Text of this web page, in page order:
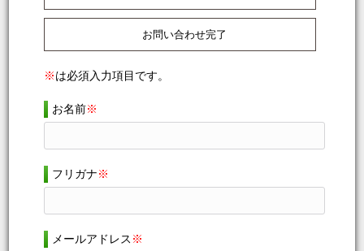
お問い合わせ完了
※は必須入力項目です。
お名前※
フリガナ※
メールアドレス ※